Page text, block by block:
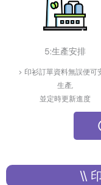
5:生產安排
> 印衫訂單資料無誤便可
生產,
並定時更新進度
\\